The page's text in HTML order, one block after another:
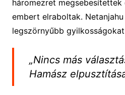
háromezret
embert elraboltak.
legszörnyűbb
„Nincs más
Hamász